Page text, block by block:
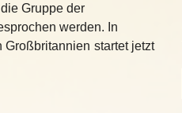
Gruppe der
werden. In
Großbritannien startet jetzt